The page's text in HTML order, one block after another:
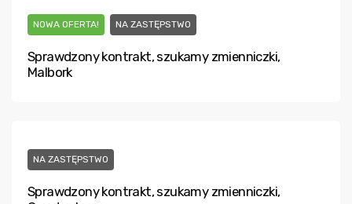
NOWA OFERTA! NA ZASTĘPSTWO
Sprawdzony kontrakt, szukamy zmienniczki,
Malbork
NA ZASTĘPSTWO
Sprawdzony kontrakt, szukamy zmienniczki,